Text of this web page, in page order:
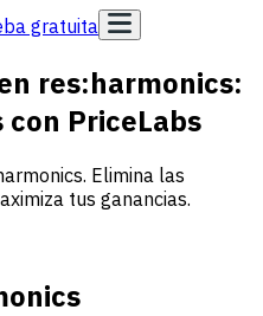
gratuita
res:harmonics:
PriceLabs
Elimina las
tus ganancias.